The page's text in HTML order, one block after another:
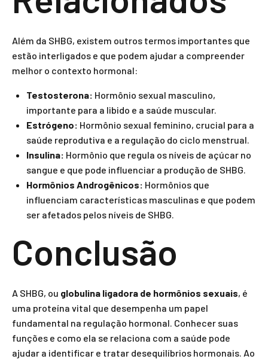
Além da SHBG, existem outros termos importantes que
estão interligados e que podem ajudar a compreender
melhor o contexto hormonal:
Testosterona: Hormônio sexual masculino,
importante para a libido e a saúde muscular.
Estrógeno: Hormônio sexual feminino, crucial para a
saúde reprodutiva e a regulação do ciclo menstrual.
Insulina: Hormônio que regula os níveis de açúcar no
sangue e que pode influenciar a produção de SHBG.
Hormônios Androgênicos: Hormônios que
influenciam características masculinas e que podem
ser afetados pelos níveis de SHBG.
Conclusão
A SHBG, ou globulina ligadora de hormônios sexuais, é
uma proteína vital que desempenha um papel
fundamental na regulação hormonal. Conhecer suas
funções e como ela se relaciona com a saúde pode
ajudar a identificar e tratar desequilíbrios hormonais. Ao